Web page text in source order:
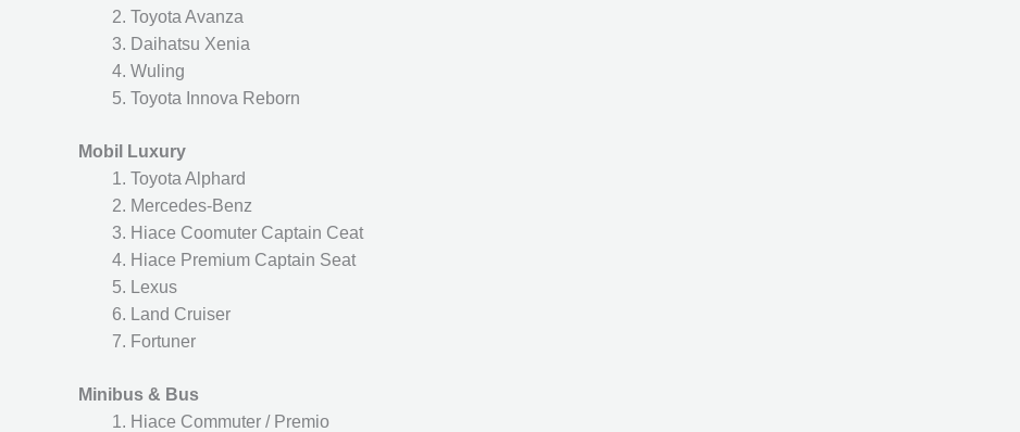
Toyota Avanza
Daihatsu Xenia
Wuling
Toyota Innova Reborn
Mobil Luxury
Toyota Alphard
Mercedes-Benz
Hiace Coomuter Captain Ceat
Hiace Premium Captain Seat
Lexus
Land Cruiser
Fortuner
Minibus & Bus
Hiace Commuter / Premio